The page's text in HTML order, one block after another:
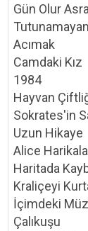
Gün Olur
Acımak
Camdaki Kız
1984
Hayvan
Sokrates'in
Uzun Hikaye
Alice
Haritada
Kraliçeyi
İçimdeki
Çalıkuşu